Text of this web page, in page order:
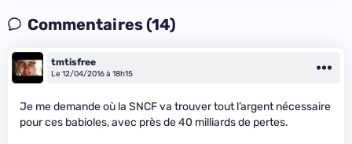
Commentaires (14)
tmtisfree
Le 12/04/2016 à 18h15
Je me demande où la SNCF va trouver tout l’argent nécessaire
pour ces babioles, avec près de 40 milliards de pertes.